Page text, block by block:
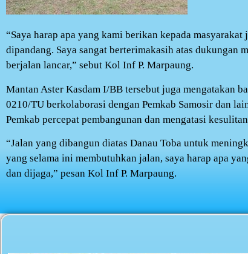
“Saya harap apa yang kami berikan kepada
dipandang. Saya sangat berterimakasih atas dukungan
berjalan lancar,” sebut Kol Inf P. Marpaung.
Mantan Aster Kasdam I/BB tersebut juga mengatakan
0210/TU berkolaborasi dengan Pemkab Samosir dan
Pemkab percepat pembangunan dan mengatasi
“Jalan yang dibangun diatas Danau Toba untuk
yang selama ini membutuhkan jalan, saya harap apa
dan dijaga,” pesan Kol Inf P. Marpaung.